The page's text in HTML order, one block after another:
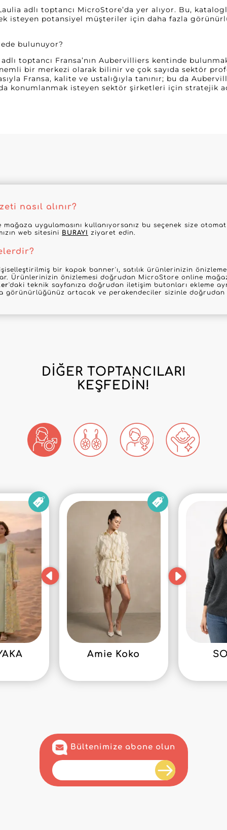
adlı toptancı MicroStore’da yer alıyor. Bu,
isteyen potansiyel müşteriler için daha fazla
bulunuyor?
toptancı Fransa’nın Aubervilliers kentinde
bir merkezi olarak bilinir ve çok sayıda sektör
Fransa, kalite ve ustalığıyla tanınır; bu da
konumlanmak isteyen sektör şirketleri için stratejik
nasıl alınır?
uygulamasını kullanıyorsanız bu seçenek size
web sitesini BURAYI ziyaret edin.
bir kapak banner'ı, satılık ürünlerinizin
Ürünlerinizin önizlemesi doğrudan MicroStore online
'daki teknik sayfanıza doğrudan iletişim butonları ekleme
görünürlüğünüz artacak ve perakendeciler sizinle doğrudan
DIĞER TOPTANCILARI
KEŞFEDIN!
Amie Koko
Bültenimize abone olun